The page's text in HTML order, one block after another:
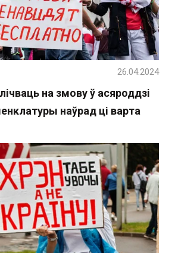
на змову ў асяроддзі
наўрад ці варта
26.04.2024